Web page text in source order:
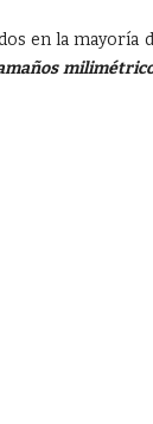
en la mayoría